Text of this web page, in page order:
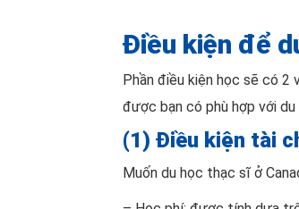
Điều kiện để
Phần điều kiện học sẽ có 2
được bạn có phù hợp với
(1) Điều kiện tài
Muốn du học thạc sĩ ở